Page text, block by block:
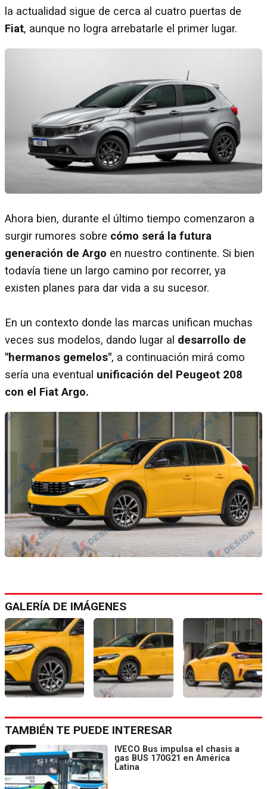
la actualidad sigue de cerca al cuatro puertas de
Fiat, aunque no logra arrebatarle el primer lugar.
Ahora bien, durante el último tiempo comenzaron a
surgir rumores sobre cómo será la futura
generación de Argo en nuestro continente. Si bien
todavía tiene un largo camino por recorrer, ya
existen planes para dar vida a su sucesor.
En un contexto donde las marcas unifican muchas
veces sus modelos, dando lugar al desarrollo de
"hermanos gemelos", a continuación mirá como
sería una eventual unificación del Peugeot 208
con el Fiat Argo.
GALERÍA DE IMÁGENES
TAMBIÉN TE PUEDE INTERESAR
IVECO Bus impulsa el chasis a
gas BUS 170G21 en América
Latina